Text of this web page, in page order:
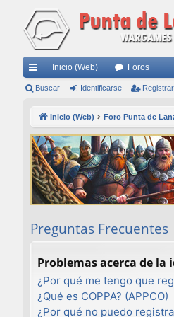
nl
rá
pi
do
Inicio (Web) Foros
Buscar Identificarse
Inicio (Web) Foro Punta de
Preguntas Frecuentes
Problemas acerca de
¿Por qué me tengo que
¿Qué es COPPA? (APPCO)
¿Por qué no puedo